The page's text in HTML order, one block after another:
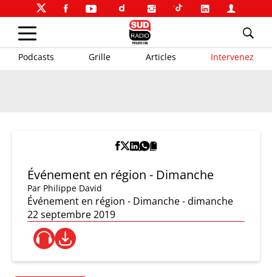
Podcasts Grille Articles Intervenez
Événement en région - Dimanche
Par Philippe David
Événement en région - Dimanche - dimanche
22 septembre 2019